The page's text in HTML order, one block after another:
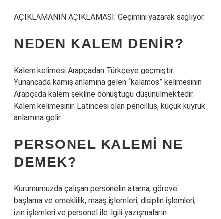
AÇIKLAMANIN AÇIKLAMASI: Geçimini yazarak sağlıyor.
NEDEN KALEM DENIR?
Kalem kelimesi Arapçadan Türkçeye geçmiştir.
Yunancada kamış anlamına gelen “kalamos” kelimesinin
Arapçada kalem şekline dönüştüğü düşünülmektedir.
Kalem kelimesinin Latincesi olan pencillus, küçük kuyruk
anlamına gelir.
PERSONEL KALEMI NE
DEMEK?
Kurumumuzda çalışan personelin atama, göreve
başlama ve emeklilik, maaş işlemleri, disiplin işlemleri,
izin işlemleri ve personel ile ilgili yazışmaların